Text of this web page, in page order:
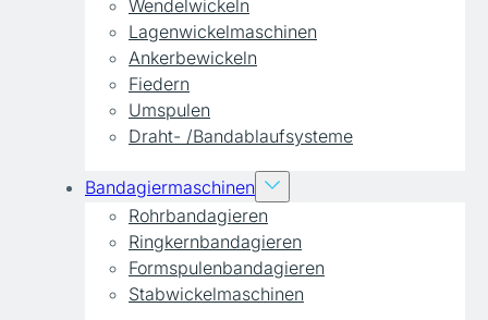
Wendelwickeln
Lagenwickelmaschinen
Ankerbewickeln
Fiedern
Umspulen
Draht- /Bandablaufsysteme
Bandagiermaschinen
Rohrbandagieren
Ringkernbandagieren
Formspulenbandagieren
Stabwickelmaschinen